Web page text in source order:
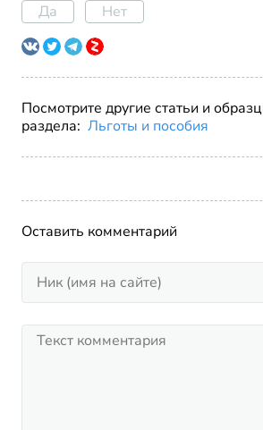
Да
Нет
Посмотрите другие статьи и
раздела: Льготы и пособия
Оставить комментарий